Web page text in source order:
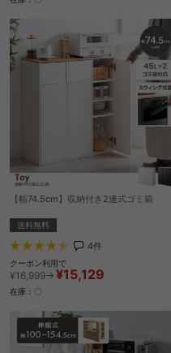
【幅74.5cm】収納付き2連式ゴミ箱
送料無料
4件
クーポン利用で
¥16,999→ ¥15,129
在庫：〇